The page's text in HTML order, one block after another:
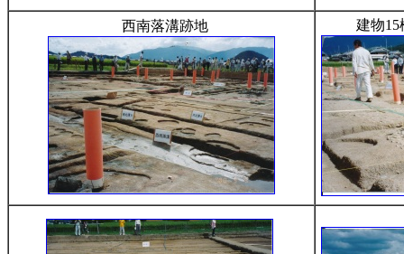
西南落溝跡地 建物